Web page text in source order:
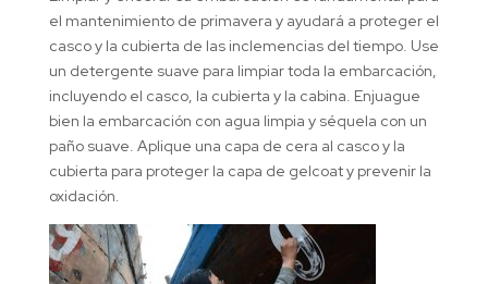
el mantenimiento de primavera y ayudará a proteger el
casco y la cubierta de las inclemencias del tiempo. Use
un detergente suave para limpiar toda la embarcación,
incluyendo el casco, la cubierta y la cabina. Enjuague
bien la embarcación con agua limpia y séquela con un
paño suave. Aplique una capa de cera al casco y la
cubierta para proteger la capa de gelcoat y prevenir la
oxidación.